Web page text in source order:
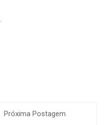
Próxima Postagem